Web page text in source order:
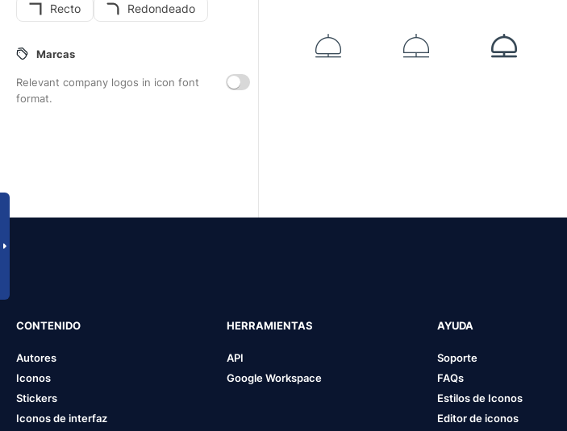
Recto Redondeado
Marcas
Relevant company logos in icon font
format.
CONTENIDO
Autores
Iconos
Stickers
Iconos de interfaz
HERRAMIENTAS
API
Google Workspace
AYUDA
Soporte
FAQs
Estilos de Iconos
Editor de iconos